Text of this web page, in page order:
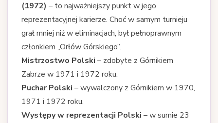
(1972) – to najważniejszy punkt w jego
reprezentacyjnej karierze. Choć w samym turnieju
grał mniej niż w eliminacjach, był pełnoprawnym
członkiem „Orłów Górskiego”.
Mistrzostwo Polski – zdobyte z Górnikiem
Zabrze w 1971 i 1972 roku.
Puchar Polski – wywalczony z Górnikiem w 1970,
1971 i 1972 roku.
Występy w reprezentacji Polski – w sumie 23